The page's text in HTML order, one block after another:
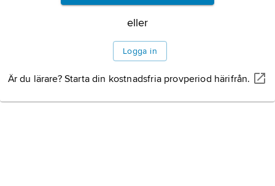
eller
Logga in
Är du lärare? Starta din kostnadsfria provperiod härifrån.